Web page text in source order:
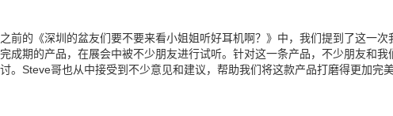
前的《深圳的盆友们要不要来看小姐姐听好耳机啊？》中，我们提到了这一
成期的产品，在展会中被不少朋友进行试听。针对这一条产品，不少朋友和
。Steve哥也从中接受到不少意见和建议，帮助我们将这款产品打磨得更加完美